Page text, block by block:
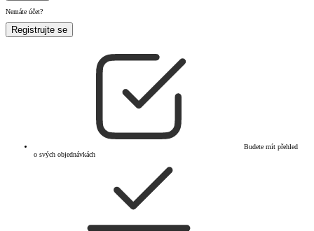
Nemáte účet?
Registrujte se
Budete mít přehled
o svých objednávkách